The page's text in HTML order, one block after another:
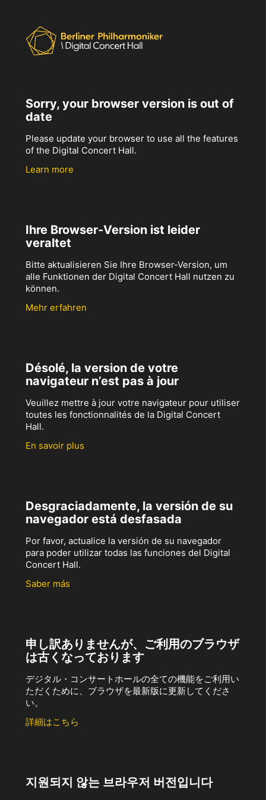
Sorry, your browser version is out of
date
Please update your browser to use all the features
of the Digital Concert Hall.
Learn more
Ihre Browser-Version ist leider
veraltet
Bitte aktualisieren Sie Ihre Browser-Version, um
alle Funktionen der Digital Concert Hall nutzen zu
können.
Mehr erfahren
Désolé, la version de votre
navigateur n’est pas à jour
Veuillez mettre à jour votre navigateur pour utiliser
toutes les fonctionnalités de la Digital Concert
Hall.
En savoir plus
Desgraciadamente, la versión de su
navegador está desfasada
Por favor, actualice la versión de su navegador
para poder utilizar todas las funciones del Digital
Concert Hall.
Saber más
申し訳ありませんが、ご利用のブラウザ
は古くなっております
デジタル・コンサートホールの全ての機能をご利用い
ただくために、ブラウザを最新版に更新してくださ
い。
詳細はこちら
지원되지 않는 브라우저 버전입니다